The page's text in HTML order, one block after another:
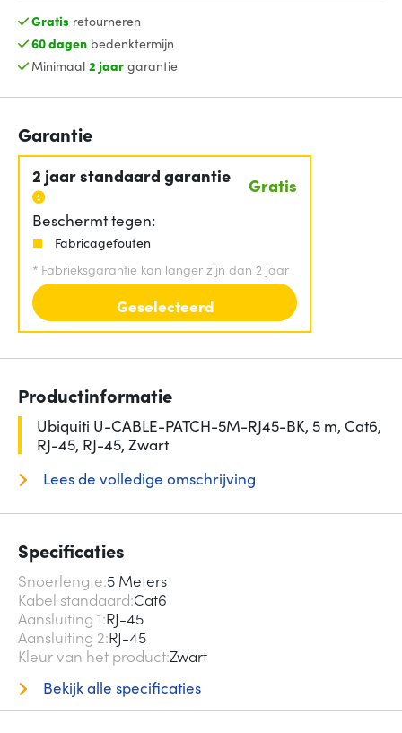
Gratis retourneren
60 dagenbedenktermijn
Minimaal 2 jaargarantie
Garantie
2 jaar standaard garantie Gratis
Beschermt tegen:
Fabricagefouten
* Fabrieksgarantie kan langer zijn dan 2 jaar
Geselecteerd
Productinformatie
Ubiquiti U-CABLE-PATCH-5M-RJ45-BK, 5 m, Cat6,
RJ-45, RJ-45, Zwart
Lees de volledige omschrijving
Specificaties
Snoerlengte 5 Meters
Kabel standaard Cat6
Aansluiting 1 RJ-45
Aansluiting 2 RJ-45
Kleur van het productZwart
Bekijk alle specificaties